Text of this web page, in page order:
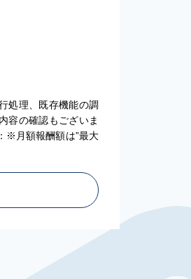
処理、既存機能の調
容の確認もございま
※月額報酬額は”最大